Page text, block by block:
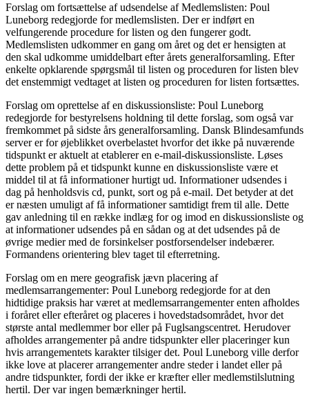
Forslag om fortsættelse af udsendelse af Medlemslisten: Poul
Luneborg redegjorde for medlemslisten. Der er indført en
velfungerende procedure for listen og den fungerer godt.
Medlemslisten udkommer en gang om året og det er hensigten at
den skal udkomme umiddelbart efter årets generalforsamling. Efter
enkelte opklarende spørgsmål til listen og proceduren for listen blev
det enstemmigt vedtaget at listen og proceduren for listen fortsættes.
Forslag om oprettelse af en diskussionsliste: Poul Luneborg
redegjorde for bestyrelsens holdning til dette forslag, som også var
fremkommet på sidste års generalforsamling. Dansk Blindesamfunds
server er for øjeblikket overbelastet hvorfor det ikke på nuværende
tidspunkt er aktuelt at etablerer en e-mail-diskussionsliste. Løses
dette problem på et tidspunkt kunne en diskussionsliste være et
middel til at få informationer hurtigt ud. Informationer udsendes i
dag på henholdsvis cd, punkt, sort og på e-mail. Det betyder at det
er næsten umuligt af få informationer samtidigt frem til alle. Dette
gav anledning til en række indlæg for og imod en diskussionsliste og
at informationer udsendes på en sådan og at det udsendes på de
øvrige medier med de forsinkelser postforsendelser indebærer.
Formandens orientering blev taget til efterretning.
Forslag om en mere geografisk jævn placering af
medlemsarrangementer: Poul Luneborg redegjorde for at den
hidtidige praksis har været at medlemsarrangementer enten afholdes
i foråret eller efteråret og placeres i hovedstadsområdet, hvor det
største antal medlemmer bor eller på Fuglsangscentret. Herudover
afholdes arrangementer på andre tidspunkter eller placeringer kun
hvis arrangementets karakter tilsiger det. Poul Luneborg ville derfor
ikke love at placerer arrangementer andre steder i landet eller på
andre tidspunkter, fordi der ikke er kræfter eller medlemstilslutning
hertil. Der var ingen bemærkninger hertil.